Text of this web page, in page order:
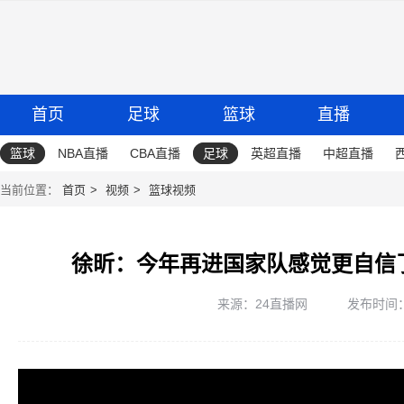
首页 足球 篮球 直播
篮球 NBA直播 CBA直播 足球 英超直播 中超直播
当前位置： 首页 视频 篮球视频
徐昕：今年再进国家队感觉更自
来源：24直播网 发布时间